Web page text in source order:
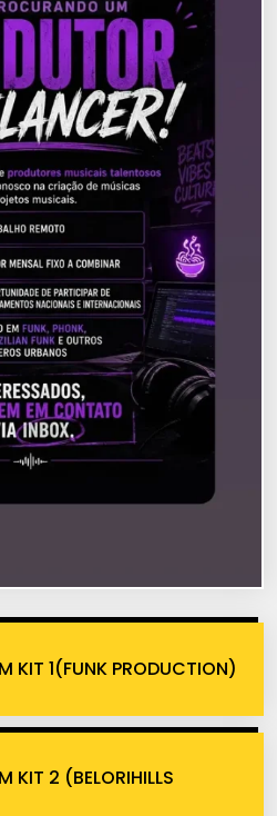
KIT 1(FUNK PRODUCTION)
KIT 2 (BELORIHILLS